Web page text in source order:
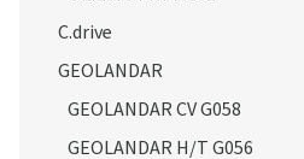
C.drive
GEOLANDAR
GEOLANDAR CV G058
GEOLANDAR H/T G056